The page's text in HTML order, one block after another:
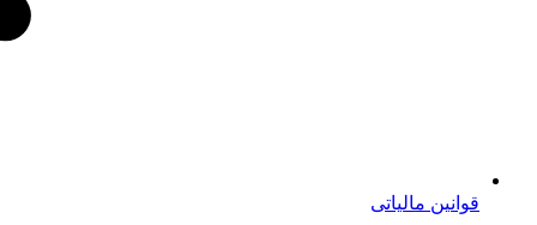
قوانین مالیاتی